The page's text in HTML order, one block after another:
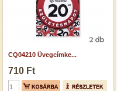
CQ04210 Üvegcímke...
710 Ft